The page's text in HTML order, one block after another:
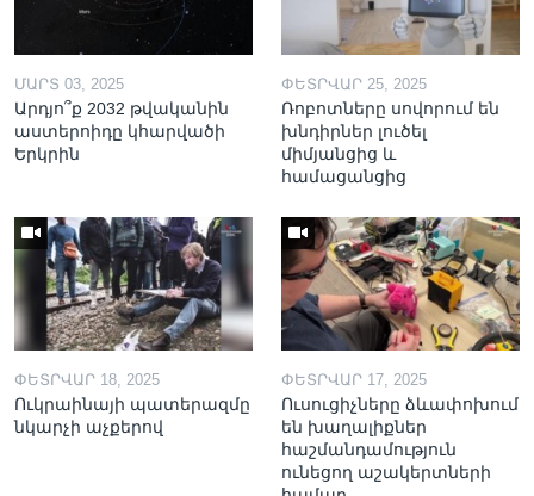
ՄԱՐՏ 03, 2025
Արդյո՞ք 2032 թվականին
աստերոիդը կհարվածի
Երկրին
ՓԵՏՐՎԱՐ 25, 2025
Ռոբոտները սովորում են
խնդիրներ լուծել
միմյանցից և
համացանցից
ՓԵՏՐՎԱՐ 18, 2025
Ուկրաինայի պատերազմը
նկարչի աչքերով
ՓԵՏՐՎԱՐ 17, 2025
Ուսուցիչները ձևափոխում
են խաղալիքներ
հաշմանդամություն
ունեցող աշակերտների